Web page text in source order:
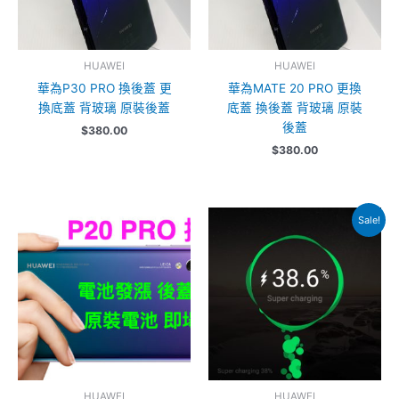
HUAWEI
華為P30 PRO 換後蓋 更
換底蓋 背玻璃 原裝後蓋
$380.00
HUAWEI
華為MATE 20 PRO 更換
底蓋 換後蓋 背玻璃 原裝
後蓋
$380.00
Sale!
was:
$348.00.
Current
price